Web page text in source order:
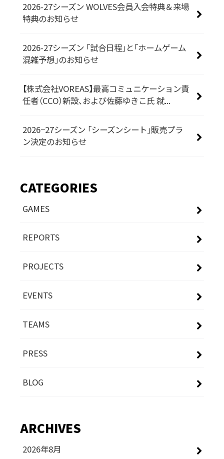
2026-27シーズン WOLVES会員入会特典＆来場
特典のお知らせ
2026-27シーズン 「試合日程」と「ホームゲーム
混雑予想」のお知らせ
【株式会社VOREAS】最高コミュニケーション責
任者（CCO）新設、および佐藤ゆきこ氏 就...
2026−27シーズン 「シーズンシート」販売プラ
ン決定のお知らせ
CATEGORIES
GAMES
REPORTS
PROJECTS
EVENTS
TEAMS
PRESS
BLOG
ARCHIVES
2026年8月